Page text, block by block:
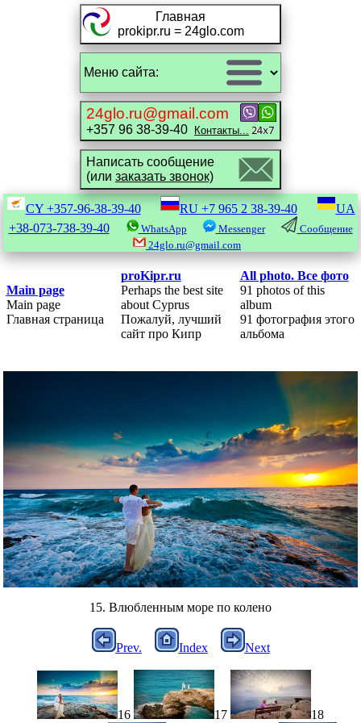
Главная
prokipr.ru = 24glo.com
24glo.ru@gmail.com
+357 96 38-39-40 Контакты...
Написать сообщение
(или заказать звонок)
CY +357-96-38-39-40 RU +7 965 2 38-39-40
UA
+38-073-738-39-40
WhatsApp Messenger
Сообщение
24glo.ru@gmail.com
Main page
Main page
Главная страница
proKipr.ru
Perhaps the best site
about Cyprus
Пожалуй, лучший
сайт про Кипр
All photo. Все фото
91 photos of this
album
91 фотография этого
альбома
15. Влюбленным море по колено
Prev. Index Next
16 17 18